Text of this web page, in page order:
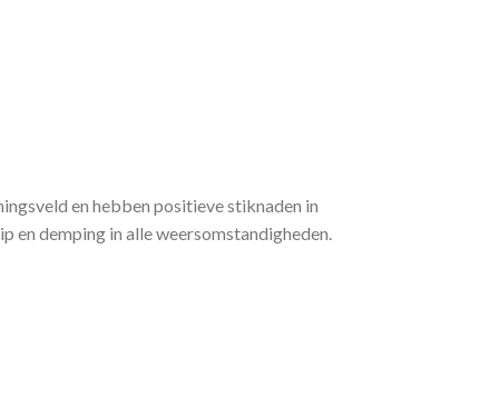
en hebben positieve stiknaden in
en demping in alle weersomstandigheden.